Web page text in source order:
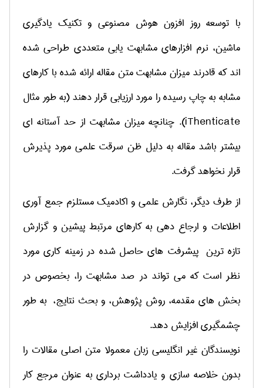
با توسعه روز افزون هوش مصنوعی و تکنیک یادگیری
ماشین، نرم افزارهای مشابهت یابی متعددی طراحی شده
اند که قادرند میزان مشابهت متن مقاله ارائه شده با کارهای
مشابه به چاپ رسیده را مورد ارزیابی قرار دهند (به طور مثال
iThenticate
). چنانچه میزان مشابهت از حد آستانه ای
بیشتر باشد مقاله به دلیل ظن سرقت علمی مورد پذیرش
قرار نخواهد گرفت.
از طرف دیگر، نگارش علمی و اکادمیک مستلزم جمع­ آوری
اطلاعات و ارجاع دهی به کارهای مرتبط پیشین و گزارش
تازه­ ترین پیشرفت ­های حاصل شده در زمینه کاری مورد
نظر است که می تواند در صد مشابهت را، بخصوص در
بخش های مقدمه، روش پژوهش، و بحث نتایج، به طور
چشمگیری افزایش دهد.
نویسندگان غیر انگلیسی زبان معمولا متن اصلی مقالات را
بدون خلاصه سازی و یادداشت برداری به عنوان مرجع کار